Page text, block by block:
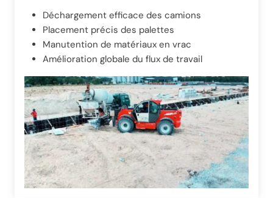
Déchargement efficace des camions
Placement précis des palettes
Manutention de matériaux en vrac
Amélioration globale du flux de travail